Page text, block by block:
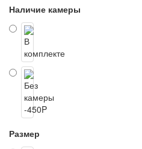
Наличие камеры
Размер